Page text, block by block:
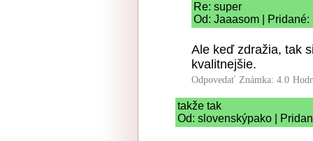
Re: super
Od: Jaaasom | Pridané:
Ale keď zdražia, tak
kvalitnejšie.
Odpovedať Známka: 4.0
takže tak
Od: slovenskýpako |